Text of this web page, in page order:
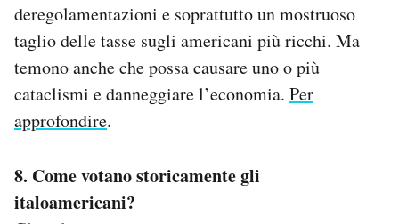
deregolamentazioni e soprattutto un mostruoso
taglio delle tasse sugli americani più ricchi. Ma
temono anche che possa causare uno o più
cataclismi e danneggiare l’economia. Per
approfondire.
8. Come votano storicamente gli
italoamericani?